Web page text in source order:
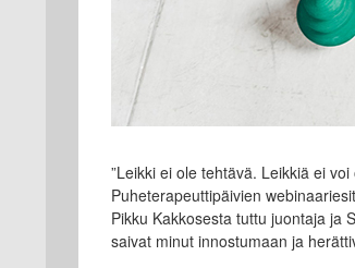
”Leikki ei ole tehtävä. Leikkiä ei
Puheterapeuttipäivien
Pikku Kakkosesta tuttu juontaja ja
saivat minut innostumaan ja